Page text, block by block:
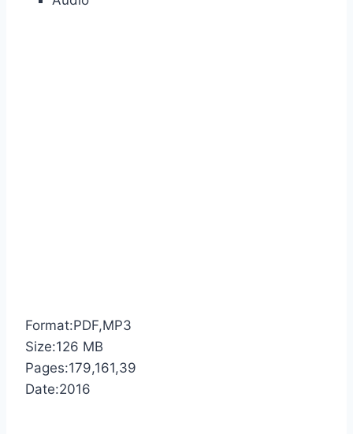
Format:PDF,MP3
Size:126 MB
Pages:179,161,39
Date:2016